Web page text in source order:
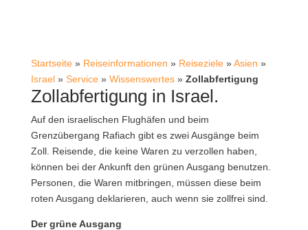
Startseite» Reiseinformationen » Reiseziele»Asien »
Israel» Service» Wissenswertes» Zollabfertigung
Zollabfertigung in Israel.
Auf den israelischen Flughäfen und beim
Grenzübergang Rafiach gibt es zwei Ausgänge beim
Zoll. Reisende, die keine Waren zu verzollen haben,
können bei der Ankunft den grünen Ausgang benutzen.
Personen, die Waren mitbringen, müssen diese beim
roten Ausgang deklarieren, auch wenn sie zollfrei sind.
Der grüne Ausgang